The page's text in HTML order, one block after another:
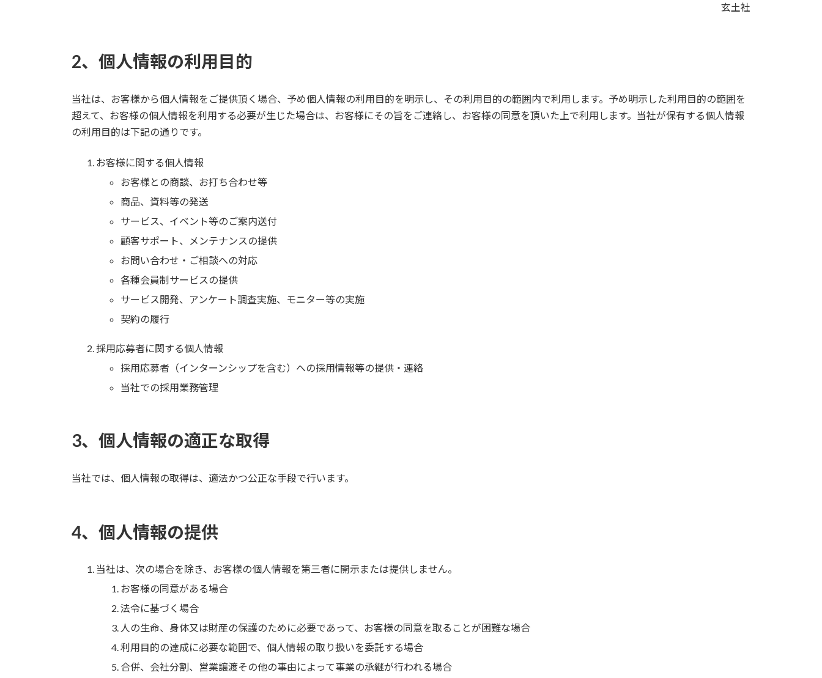
玄土社
2、個人情報の利用目的
当社は、お客様から個人情報をご提供頂く場合、予め個人情報の利用目的を明示し、その利用目的の範囲内で利用します。予め明示した利用目的の範囲を
超えて、お客様の個人情報を利用する必要が生じた場合は、お客様にその旨をご連絡し、お客様の同意を頂いた上で利用します。当社が保有する個人情報
の利用目的は下記の通りです。
お客様に関する個人情報
お客様との商談、お打ち合わせ等
商品、資料等の発送
サービス、イベント等のご案内送付
顧客サポート、メンテナンスの提供
お問い合わせ・ご相談への対応
各種会員制サービスの提供
サービス開発、アンケート調査実施、モニター等の実施
契約の履行
採用応募者に関する個人情報
採用応募者（インターンシップを含む）への採用情報等の提供・連絡
当社での採用業務管理
3、個人情報の適正な取得
当社では、個人情報の取得は、適法かつ公正な手段で行います。
4、個人情報の提供
当社は、次の場合を除き、お客様の個人情報を第三者に開示または提供しません。
お客様の同意がある場合
法令に基づく場合
人の生命、身体又は財産の保護のために必要であって、お客様の同意を取ることが困難な場合
利用目的の達成に必要な範囲で、個人情報の取り扱いを委託する場合
合併、会社分割、営業譲渡その他の事由によって事業の承継が行われる場合